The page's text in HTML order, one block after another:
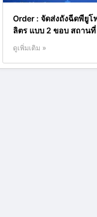
Order : จัดส่งถังฉีดพียู
ลิตร แบบ 2 ขอบ สถานที่
ดูเพิ่มเติม »